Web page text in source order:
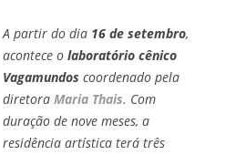
A partir do dia 16 de setembro,
acontece o laboratório cênico
Vagamundos coordenado pela
diretora Maria Thais. Com
duração de nove meses, a
residência artística terá três